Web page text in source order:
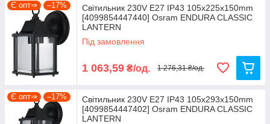
Є опт⇒ –17%
Світильник 230V E27 IP43 105x225x150mm
[4099854447440] Osram ENDURA CLASSIC
LANTERN
Під замовлення
1 063,59 ₴/од. 1 276,31 ₴/од.
Є опт⇒ –17%
Світильник 230V E27 IP43 105x293x150mm
[4099854447402] Osram ENDURA CLASSIC
LANTERN